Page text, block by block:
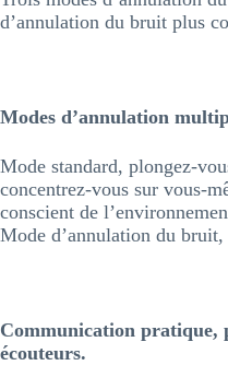
d’annulation du bruit plus
Modes d’annulation
Mode standard, plongez-
concentrez-vous sur vous-
conscient de
Mode d’annulation du
Communication pratique,
écouteurs.